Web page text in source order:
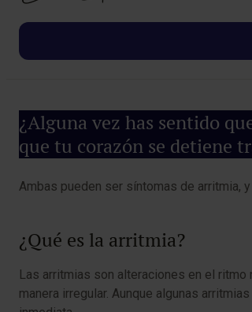
¿Alguna vez has sentido
que tu corazón se detiene
Ambas pueden ser síntomas de arritmia,
¿Qué es la arritmia?
Las arritmias son alteraciones en el
manera irregular. Aunque algunas